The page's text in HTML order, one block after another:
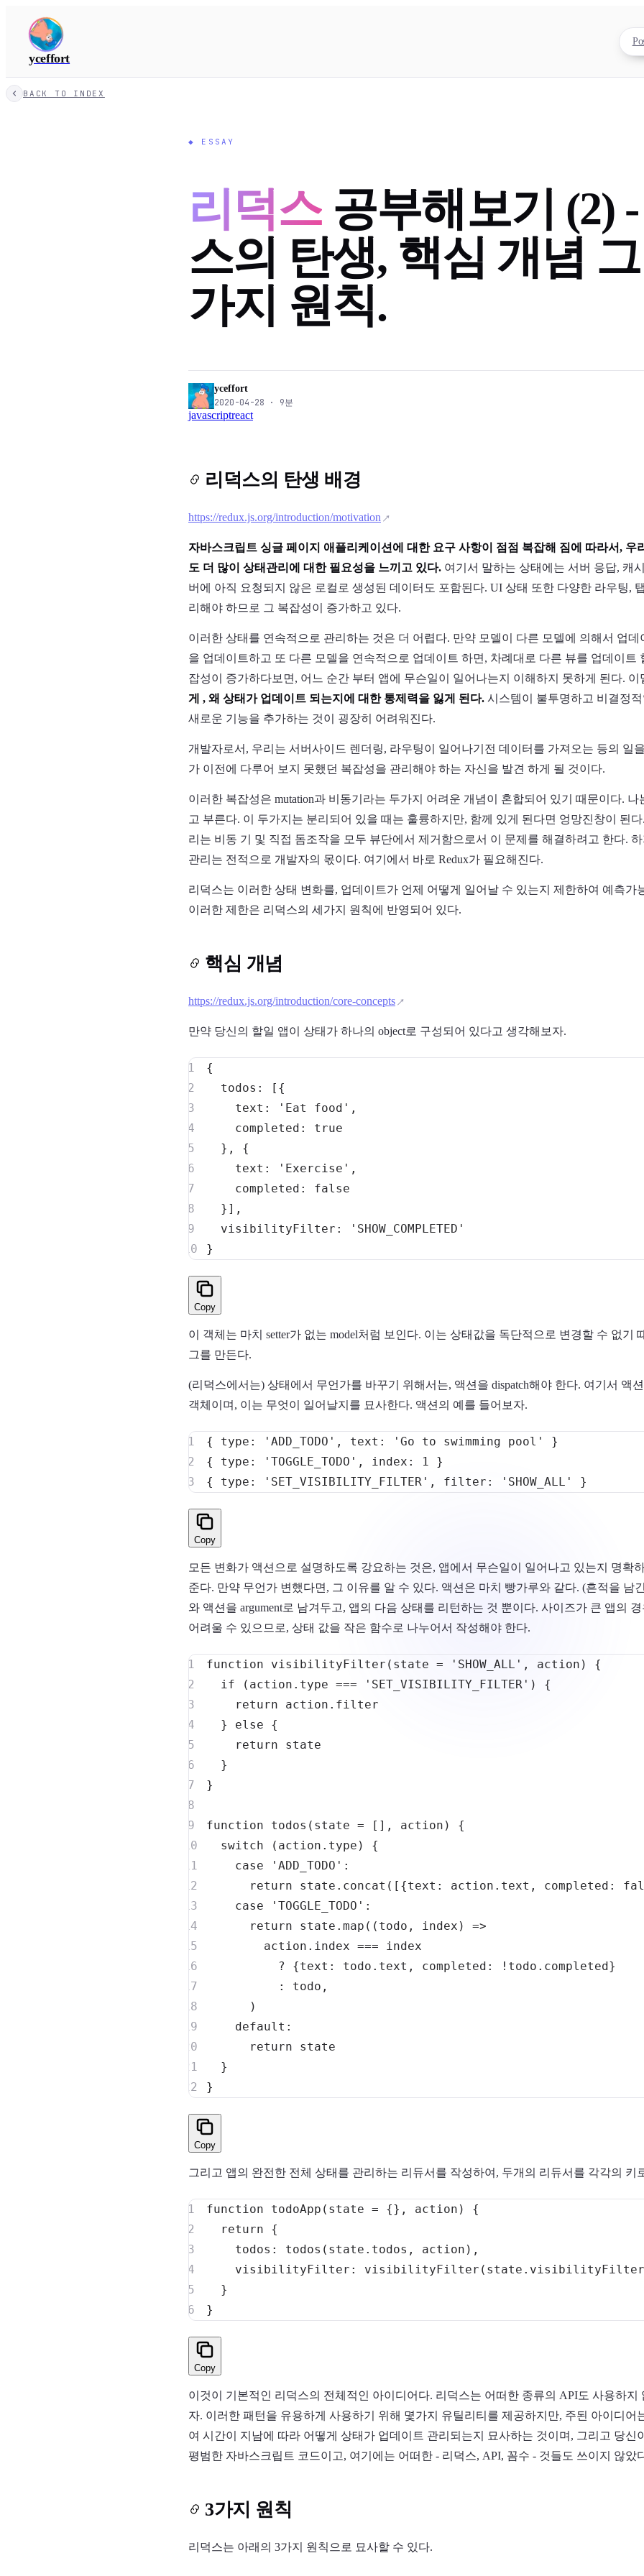
yceffort
BACK TO INDEX
◆ ESSAY
리덕스 공부해보기 (2)
스의 탄생, 핵심 개념
가지 원칙.
yceffort
2020-04-28 · 9분
javascriptreact
리덕스의 탄생 배경
https://redux.js.org/introduction/motivation
자바스크립트 싱글 페이지 애플리케이션에 대한 요구 사항이 점점 복잡해 짐에 따라서, 우
도 더 많이 상태관리에 대한 필요성을 느끼고 있다. 여기서 말하는 상태에는 서버 응답, 캐
버에 아직 요청되지 않은 로컬로 생성된 데이터도 포함된다. UI 상태 또한 다양한 라우팅,
리해야 하므로 그 복잡성이 증가하고 있다.
이러한 상태를 연속적으로 관리하는 것은 더 어렵다. 만약 모델이 다른 모델에 의해서 업데
을 업데이트하고 또 다른 모델을 연속적으로 업데이트 하면, 차례대로 다른 뷰를 업데이트
잡성이 증가하다보면, 어느 순간 부터 앱에 무슨일이 일어나는지 이해하지 못하게 된다. 이
게 , 왜 상태가 업데이트 되는지에 대한 통제력을 잃게 된다. 시스템이 불투명하고 비결정
새로운 기능을 추가하는 것이 굉장히 어려워진다.
개발자로서, 우리는 서버사이드 렌더링, 라우팅이 일어나기전 데이터를 가져오는 등의 일
가 이전에 다루어 보지 못했던 복잡성을 관리해야 하는 자신을 발견 하게 될 것이다.
이러한 복잡성은 mutation과 비동기라는 두가지 어려운 개념이 혼합되어 있기 때문이다.
고 부른다. 이 두가지는 분리되어 있을 때는 훌륭하지만, 함께 있게 된다면 엉망진창이 된
리는 비동 기 및 직접 돔조작을 모두 뷰단에서 제거함으로서 이 문제를 해결하려고 한다.
관리는 전적으로 개발자의 몫이다. 여기에서 바로 Redux가 필요해진다.
리덕스는 이러한 상태 변화를, 업데이트가 언제 어떻게 일어날 수 있는지 제한하여 예측가
이러한 제한은 리덕스의 세가지 원칙에 반영되어 있다.
핵심 개념
https://redux.js.org/introduction/core-concepts
만약 당신의 할일 앱이 상태가 하나의 object로 구성되어 있다고 생각해보자.
{
todos : [ {
text : 'Eat food' ,
completed :
true
} ,
{
text : 'Exercise' ,
completed :
false
} ] ,
visibilityFilter :
'SHOW_COMPLETED'
}
Copy
이 객체는 마치 setter가 없는 model처럼 보인다. 이는 상태값을 독단적으로 변경할 수 없기
그를 만든다.
(리덕스에서는) 상태에서 무언가를 바꾸기 위해서는, 액션을 dispatch해야 한다. 여기서 액
객체이며, 이는 무엇이 일어날지를 묘사한다. 액션의 예를 들어보자.
{ type : 'ADD_TODO' , text : 'Go to swimming pool'
}
{
type : 'TOGGLE_TODO' , index : 1
}
{
type : 'SET_VISIBILITY_FILTER' , filter : 'SHOW_ALL' }
Copy
모든 변화가 액션으로 설명하도록 강요하는 것은, 앱에서 무슨일이 일어나고 있는지 명확
준다. 만약 무언가 변했다면, 그 이유를 알 수 있다. 액션은 마치 빵가루와 같다. (흔적을 남
와 액션을 argument로 남겨두고, 앱의 다음 상태를 리턴하는 것 뿐이다. 사이즈가 큰 앱의
어려울 수 있으므로, 상태 값을 작은 함수로 나누어서 작성해야 한다.
function visibilityFilter ( state = 'SHOW_ALL' , action )
{
if
( action . type === 'SET_VISIBILITY_FILTER' )
{
return action . filter
}
else
{
return
}
}
function todos ( state = [ ] , action )
{
switch
( action . type )
{
case
'ADD_TODO' :
return state . concat ( [ {text : action . text , completed :
case
'TOGGLE_TODO' :
return state . map ( ( todo , index )
=>
        action
. index ===
?
{text : todo . text , completed : ! todo . completed }
:
todo ,
)
default :
return
}
}
Copy
그리고 앱의 완전한 전체 상태를 관리하는 리듀서를 작성하여, 두개의 리듀서를 각각의 키
function todoApp ( state = {} , action )
{
return
{
todos : todos ( state . todos , action ) ,
visibilityFilter : visibilityFilter ( state . visibilityFilter
}
}
Copy
이것이 기본적인 리덕스의 전체적인 아이디어다. 리덕스는 어떠한 종류의 API도 사용하지
자. 이러한 패턴을 유용하게 사용하기 위해 몇가지 유틸리티를 제공하지만, 주된 아이디어
여 시간이 지남에 따라 어떻게 상태가 업데이트 관리되는지 묘사하는 것이며, 그리고 당신
평범한 자바스크립트 코드이고, 여기에는 어떠한 - 리덕스, API, 꼼수 - 것들도 쓰이지 않았
3가지 원칙
리덕스는 아래의 3가지 원칙으로 묘사할 수 있다.